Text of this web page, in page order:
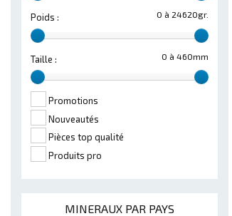
0 à 24620gr.
Poids :
0 à 460mm
Taille :
Promotions
Nouveautés
Pièces top qualité
Produits pro
MINERAUX PAR PAYS